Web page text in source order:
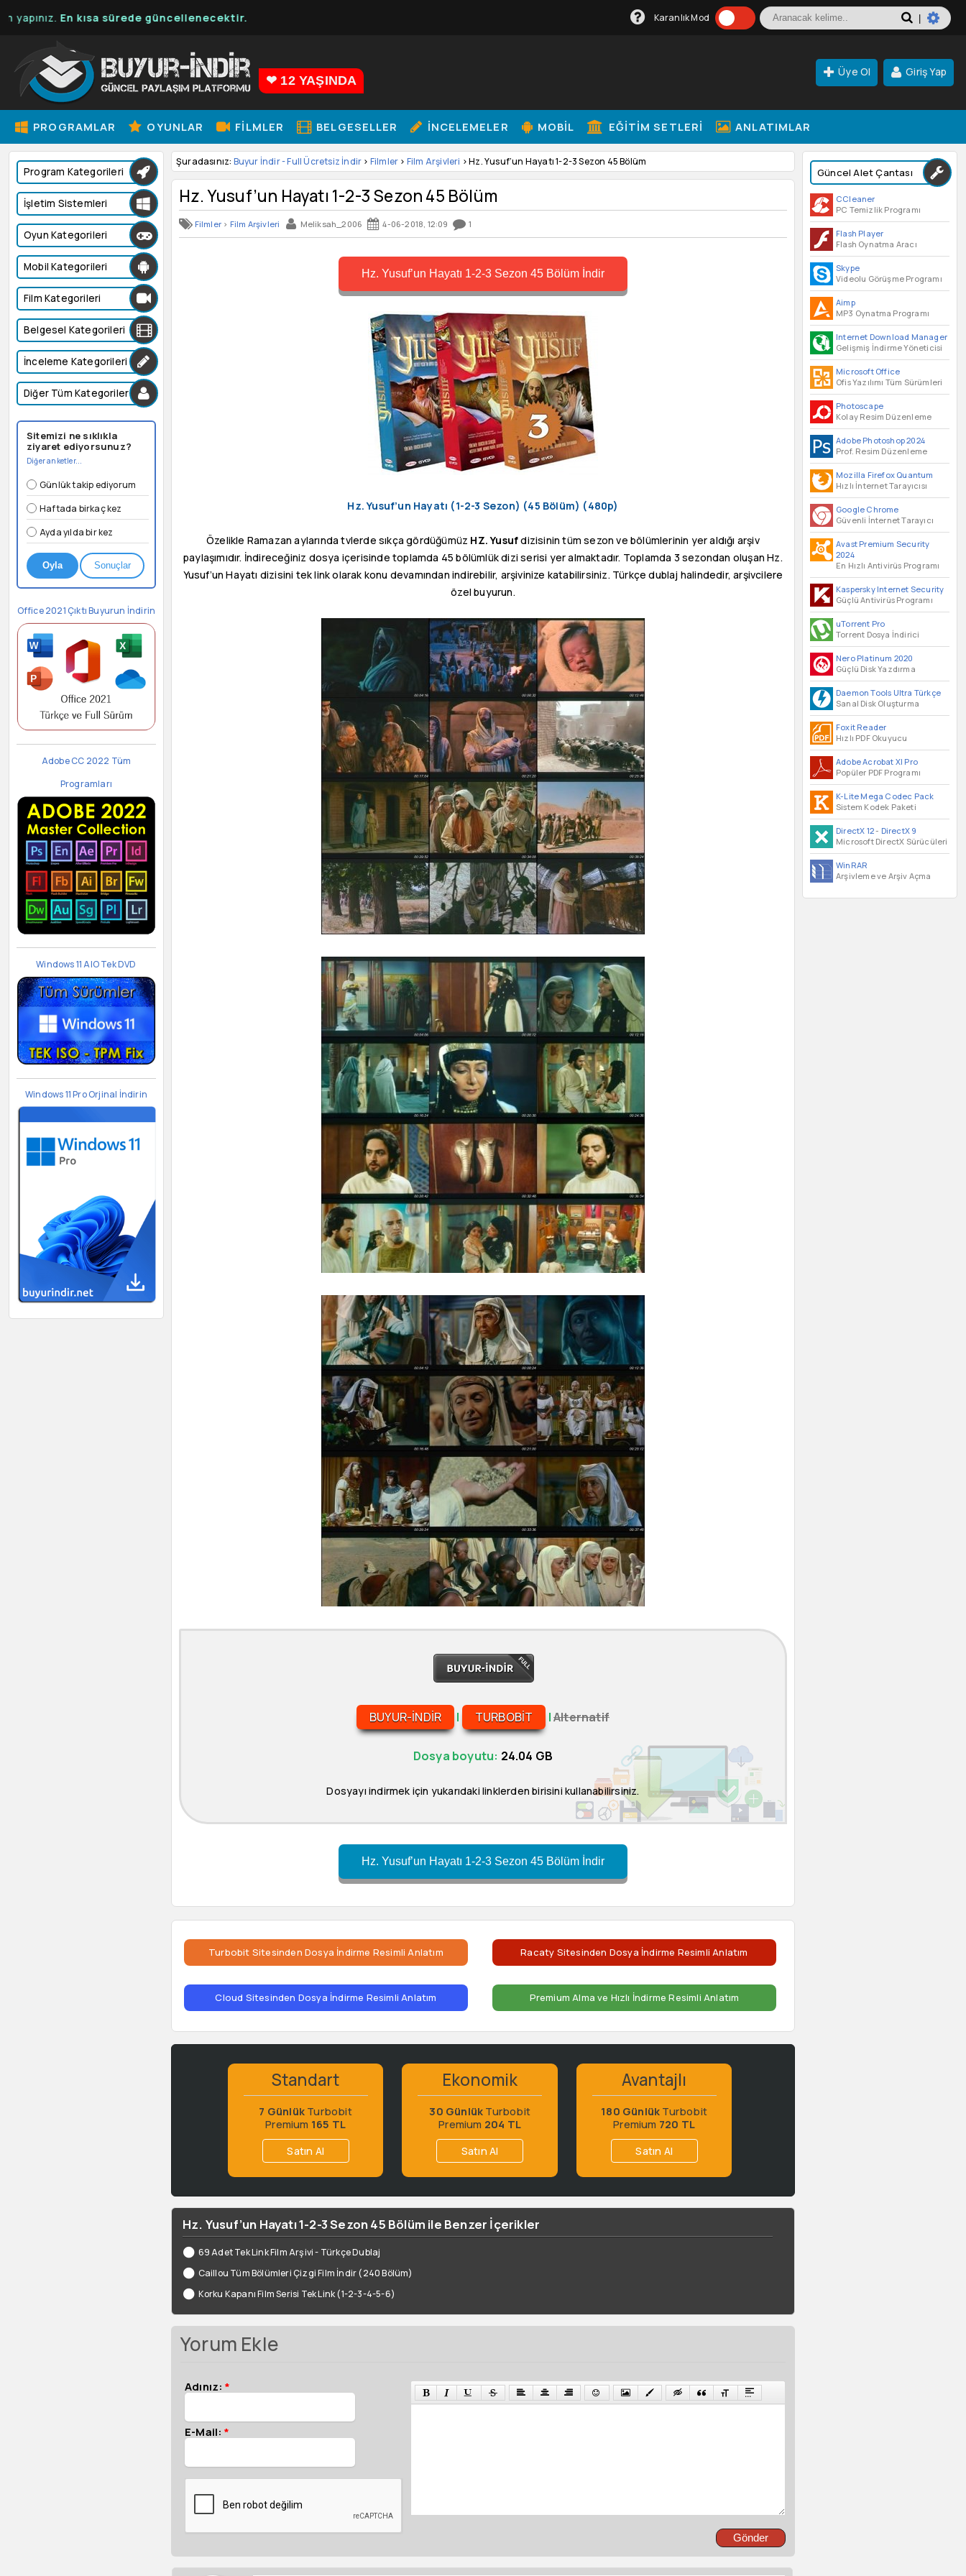
En kısa sürede güncellenecektir. Karanlık Mod
❤ 12 YAŞINDA
Üye Ol Giriş Yap
PROGRAMLAR OYUNLAR FILMLER BELGESELLER İNCELEMELER MOBIL EĞITIM SETLERI ANLATIMLAR
Güncel Alet Çantası
CCleaner
PC Temizlik Programı
Flash Player
Flash Oynatma Aracı
Skype
Videolu Görüşme Programı
Aimp
MP3 Oynatma Programı
Internet Download Manager
Gelişmiş İndirme Yöneticisi
Microsoft Office
Ofis Yazılımı Tüm Sürümleri
Photoscape
Kolay Resim Düzenleme
Adobe Photoshop 2024
Prof. Resim Düzenleme
Mozilla Firefox Quantum
Hızlı İnternet Tarayıcısı
Google Chrome
Güvenli İnternet Tarayıcı
Avast Premium Security
2024
En Hızlı Antivirüs Programı
Kaspersky Internet Security
Güçlü Antivirüs Programı
uTorrent Pro
Torrent Dosya İndirici
Nero Platinum 2020
Güçlü Disk Yazdırma
Daemon Tools Ultra Türkçe
Sanal Disk Oluşturma
Foxit Reader
Hızlı PDF Okuyucu
Adobe Acrobat XI Pro
Popüler PDF Programı
K-Lite Mega Codec Pack
Sistem Kodek Paketi
DirectX 12- DirectX 9
Microsoft DirectX Sürücüleri
WinRAR
Arşivleme ve Arşiv Açma
Program Kategorileri
İşletim Sistemleri
Oyun Kategorileri
Mobil Kategorileri
Film Kategorileri
Belgesel Kategorileri
İnceleme Kategorileri
Diğer Tüm Kategoriler
Sitemizi ne sıklıkla
ziyaret ediyorsunuz?
Diğer anketler...
Günlük takip ediyorum
Haftada birkaç kez
Ayda yılda bir kez
Oyla Sonuçlar
Office 2021 Çıktı Buyurun İndirin
Adobe CC 2022 Tüm
Programları
Windows 11 AIO Tek DVD
Windows 11 Pro Orjinal İndirin
Şuradasınız: Buyur İndir - Full Ücretsiz İndir > Filmler > Film Arşivleri > Hz. Yusuf’un Hayatı 1-2-3 Sezon 45 Bölüm
Hz. Yusuf’un Hayatı 1-2-3 Sezon 45 Bölüm
Filmler > Film Arşivleri Meliksah_2006 4-06-2018, 12:09 1
Hz. Yusuf’un Hayatı 1-2-3 Sezon 45 Bölüm İndir
Hz. Yusuf’un Hayatı (1-2-3 Sezon) (45 Bölüm) (480p)
Özelikle Ramazan aylarında tvlerde sıkça gördüğümüz HZ. Yusufdizisinin tüm sezon ve bölümlerinin yer aldığı arşiv
paylaşımıdır. İndireceğiniz dosya içerisinde toplamda 45 bölümlük dizi serisi yer almaktadır. Toplamda 3 sezondan oluşan Hz.
Yusuf’un Hayatı dizisini tek link olarak konu devamından indirebilir, arşivinize katabilirsiniz. Türkçe dublaj halindedir, arşivcilere
özel buyurun.
BUYUR-INDIR | TURBOBIT |Alternatif
Dosya boyutu: 24.04 GB
Dosyayı indirmek için yukarıdaki linklerden birisini kullanabilirsiniz.
Hz. Yusuf’un Hayatı 1-2-3 Sezon 45 Bölüm İndir
Turbobit Sitesinden Dosya İndirme Resimli Anlatım Racaty Sitesinden Dosya İndirme Resimli Anlatım
Cloud Sitesinden Dosya İndirme Resimli Anlatım Premium Alma ve Hızlı İndirme Resimli Anlatım
Standart
7 Günlük Turbobit
Premium 165 TL
Satın Al
Ekonomik
30 Günlük Turbobit
Premium 204 TL
Satın Al
Avantajlı
180 Günlük Turbobit
Premium 720 TL
Satın Al
Hz. Yusuf’un Hayatı 1-2-3 Sezon 45 Bölüm ile Benzer İçerikler
69 Adet Tek Link Film Arşivi - Türkçe Dublaj
Caillou Tüm Bölümleri Çizgi Film İndir (240 Bölüm)
Korku Kapanı Film Serisi Tek Link (1-2-3-4-5-6)
Yorum Ekle
Adınız: *
E-Mail: *